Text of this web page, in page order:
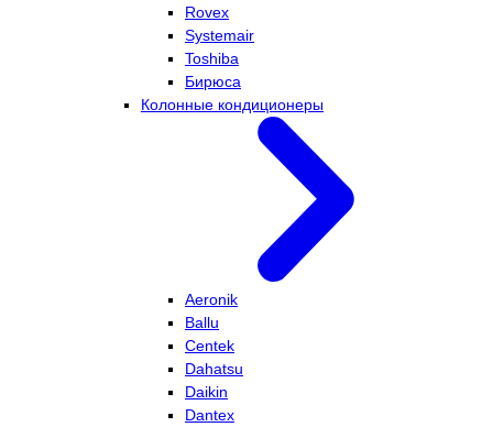
Rovex
Systemair
Toshiba
Бирюса
Колонные кондиционеры
Aeronik
Ballu
Centek
Dahatsu
Daikin
Dantex